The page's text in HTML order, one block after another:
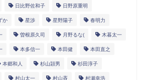
日比野佐和子 日野原重明
か 星渉 星野陽子 春明力
曽根原久司 月野るな( 木暮太一
本多信一 本田健 本田直之
本郷和人 杉山頴男 杉田淳子
村山太一 村山斉 村瀬幸浩